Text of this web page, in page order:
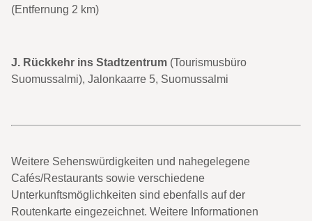
(Entfernung 2 km)
J. Rückkehr ins Stadtzentrum (Tourismusbüro
Suomussalmi), Jalonkaarre 5, Suomussalmi
Weitere Sehenswürdigkeiten und nahegelegene
Cafés/Restaurants sowie verschiedene
Unterkunftsmöglichkeiten sind ebenfalls auf der
Routenkarte eingezeichnet. Weitere Informationen